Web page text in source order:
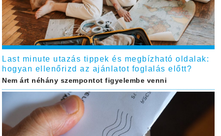
Last minute utazás tippek és megbízható oldalak:
hogyan ellenőrizd az ajánlatot foglalás előtt?
Nem árt néhány szempontot figyelembe venni